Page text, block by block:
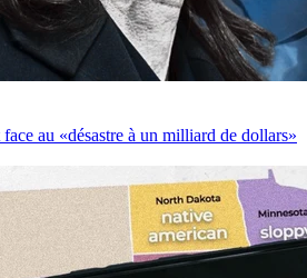
au «désastre à un milliard de dollars»